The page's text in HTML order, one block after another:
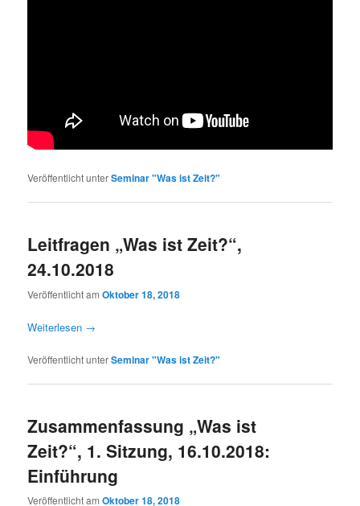
Veröffentlicht unterSeminar "Was ist Zeit?"
Leitfragen „Was ist Zeit?“,
24.10.2018
Veröffentlicht amOktober 18, 2018
Weiterlesen →
Veröffentlicht unterSeminar "Was ist Zeit?"
Zusammenfassung „Was ist
Zeit?“, 1. Sitzung, 16.10.2018:
Einführung
Veröffentlicht amOktober 18, 2018